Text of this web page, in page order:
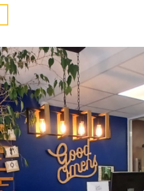
voir le